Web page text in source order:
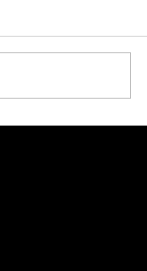
definem o
feira (28)